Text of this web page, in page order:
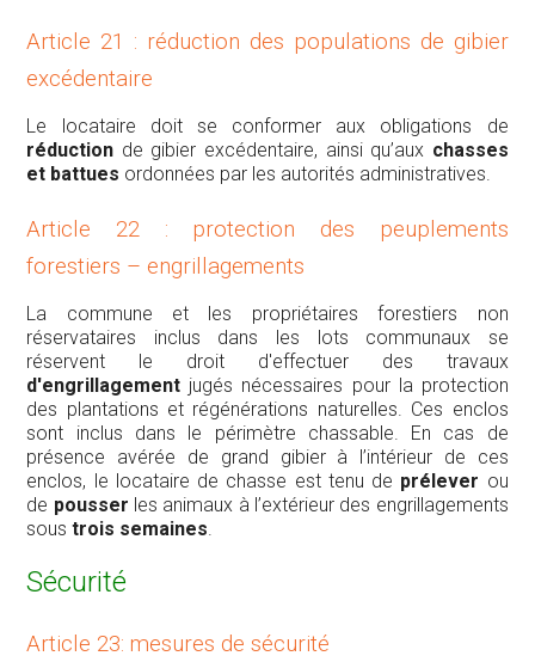
Article 21 : réduction des populations de gibier
excédentaire
Le locataire doit se conformer aux obligations de
réduction de gibier excédentaire, ainsi qu’aux chasses
et battues ordonnées par les autorités administratives.
Article 22 : protection des peuplements
forestiers – engrillagements
La commune et les propriétaires forestiers non
réservataires inclus dans les lots communaux se
réservent le droit d'effectuer des travaux
d'engrillagement jugés nécessaires pour la protection
des plantations et régénérations naturelles. Ces enclos
sont inclus dans le périmètre chassable. En cas de
présence avérée de grand gibier à l’intérieur de ces
enclos, le locataire de chasse est tenu de prélever ou
de pousser les animaux à l’extérieur des engrillagements
soustrois semaines
Sécurité
Article 23: mesures de sécurité